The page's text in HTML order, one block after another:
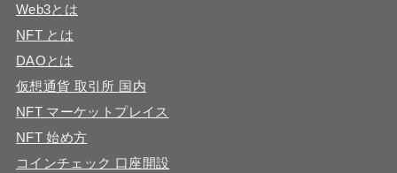
Web3とは
NFT とは
DAOとは
仮想通貨 取引所 国内
NFT マーケットプレイス
NFT 始め方
コインチェック 口座開設